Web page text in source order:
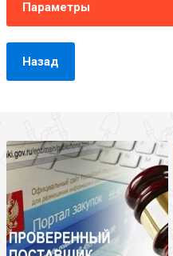
Параметры
Назад